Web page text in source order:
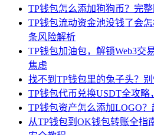
TP钱包怎么添加狗狗币？完
TP钱包流动资金池没钱了会
条风险解析
TP钱包加油包，解锁Web3交
焦虑
找不到TP钱包里的兔子头？
TP钱包代币兑换USDT全攻略
TP钱包资产怎么添加LOGO
从TP钱包到OK钱包转账全指